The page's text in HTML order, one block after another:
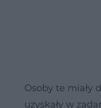
Osoby te miały
uzyskały w